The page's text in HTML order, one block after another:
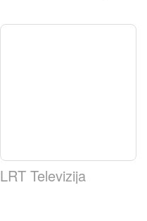
LRT Televizija